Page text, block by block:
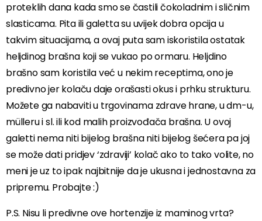
proteklih dana kada smo se častili čokoladnim i sličnim
slasticama. Pita ili galetta su uvijek dobra opcija u
takvim situacijama, a ovaj puta sam iskoristila ostatak
heljdinog brašna koji se vukao po ormaru. Heljdino
brašno sam koristila već u nekim receptima, ono je
predivno jer kolaču daje orašasti okus i prhku strukturu.
Možete ga nabaviti u trgovinama zdrave hrane, u dm-u,
mülleru i sl. ili kod malih proizvođača brašna. U ovoj
galetti nema niti bijelog brašna niti bijelog šećera pa joj
se može dati pridjev ‘zdraviji’ kolač ako to tako volite, no
meni je uz to ipak najbitnije da je ukusna i jednostavna za
pripremu. Probajte :)
P.S. Nisu li predivne ove hortenzije iz maminog vrta?